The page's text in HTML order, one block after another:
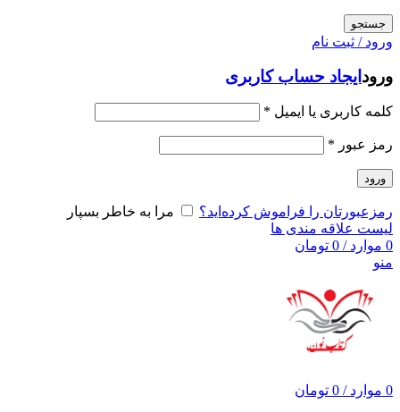
جستجو
ورود / ثبت نام
ورود ایجاد حساب کاربری
کلمه کاربری یا ایمیل *
رمز عبور *
ورود
رمزعبورتان را فراموش کرده‌اید؟
مرا به خاطر بسپار
لیست علاقه مندی ها
0 موارد /
0 تومان
منو
0 موارد /
0 تومان